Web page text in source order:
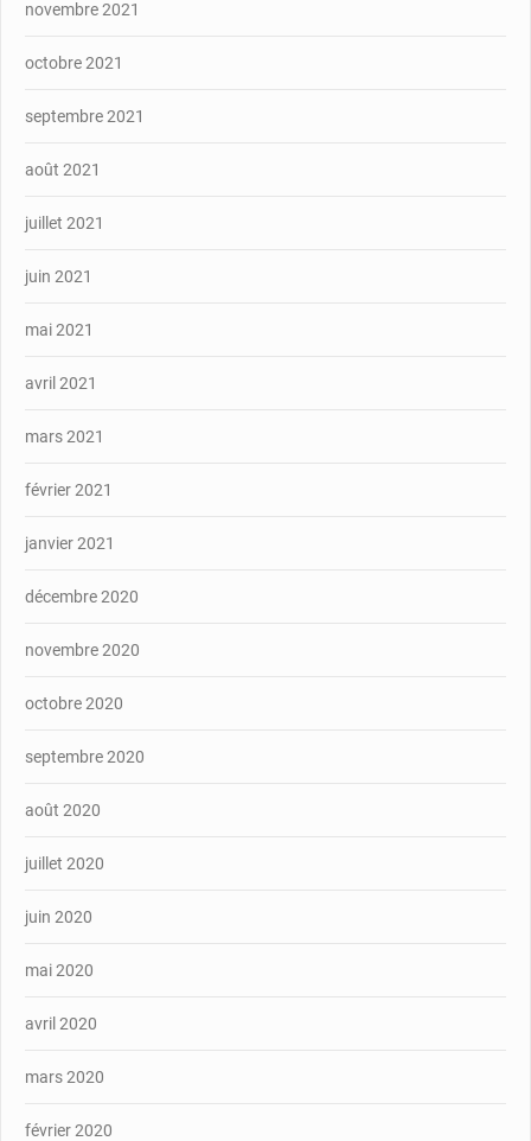
novembre 2021
octobre 2021
septembre 2021
août 2021
juillet 2021
juin 2021
mai 2021
avril 2021
mars 2021
février 2021
janvier 2021
décembre 2020
novembre 2020
octobre 2020
septembre 2020
août 2020
juillet 2020
juin 2020
mai 2020
avril 2020
mars 2020
février 2020